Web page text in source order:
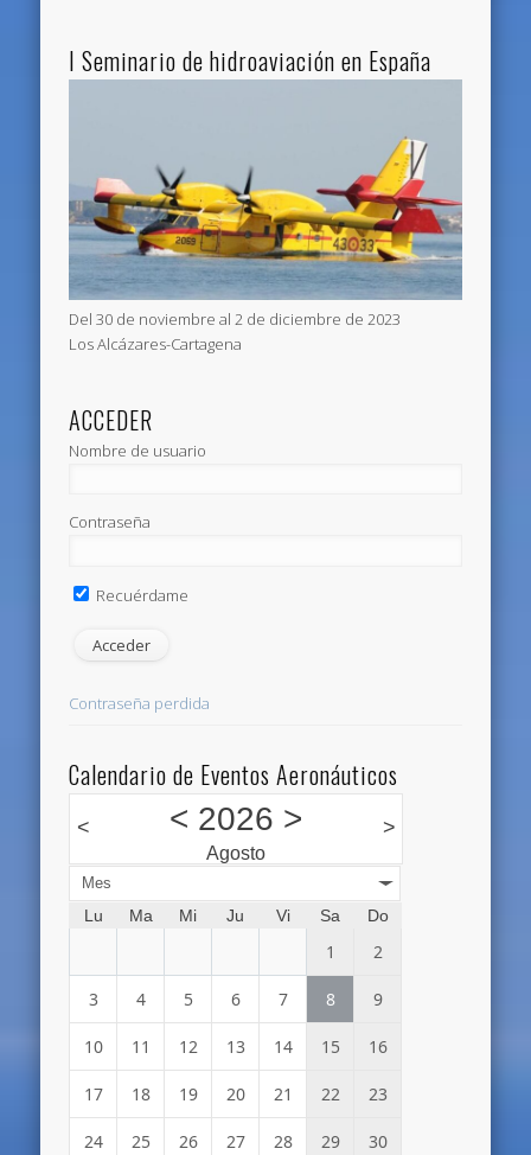
I Seminario de hidroaviación en España
Del 30 de noviembre al 2 de diciembre de 2023
Los Alcázares-Cartagena
ACCEDER
Nombre de usuario
Contraseña
Recuérdame
Contraseña perdida
Calendario de Eventos Aeronáuticos
< < 2026 >
Agosto
>
Mes
Lu Ma Mi Ju Vi Sa Do
1 2
3 4 5 6 7 8 9
10 11 12 13 14 15 16
17 18 19 20 21 22 23
24 25 26 27 28 29 30